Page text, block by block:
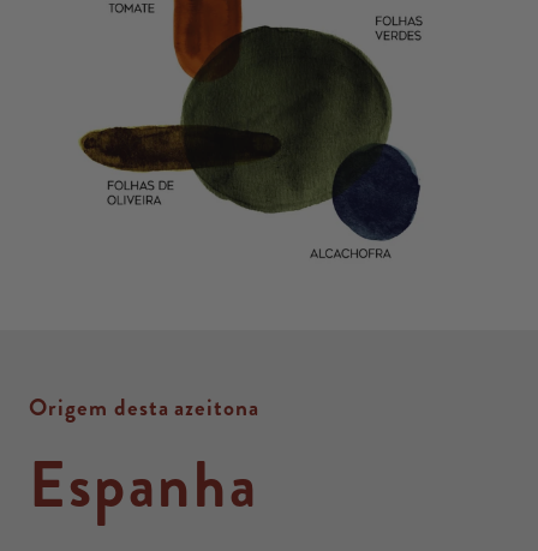
Origem desta azeitona
Espanha